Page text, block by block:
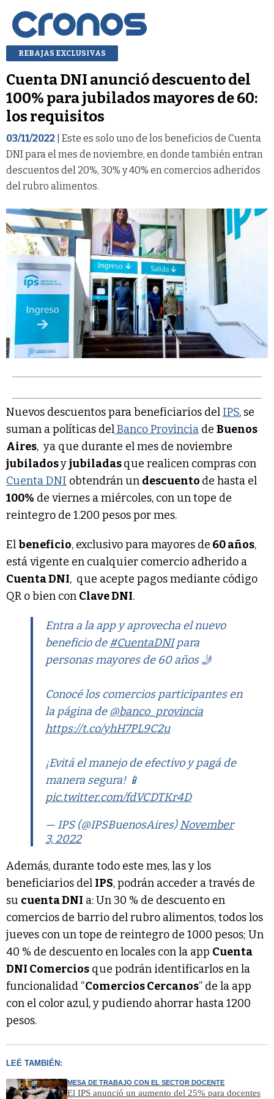
REBAJAS EXCLUSIVAS
Cuenta DNI anunció descuento del
100% para jubilados mayores de 60:
los requisitos
03/11/2022 | Este es solo uno de los beneficios de Cuenta
DNI para el mes de noviembre, en donde también entran
descuentos del 20%, 30% y 40% en comercios adheridos
del rubro alimentos.
Nuevos descuentos para beneficiarios del IPS, se
suman a políticas delBanco Provincia de Buenos
Aires, ya que durante el mes de noviembre
jubiladosyjubiladasque realicen compras con
Cuenta DNI obtendrán un descuento de hasta el
100% de viernes a miércoles, con un tope de
reintegro de 1.200 pesos por mes.
Elbeneficio, exclusivo para mayores de 60 años,
está vigente en cualquier comercio adherido a
Cuenta DNI, que acepte pagos mediante código
QR o bien con Clave DNI.
Entra a la app y aprovecha el nuevo
beneficio de #CuentaDNIpara
personas mayores de 60 años 🤳
Conocé los comercios participantes en
la página de @banco_provincia
https://t.co/yhH7PL9C2u
¡Evitá el manejo de efectivo y pagá de
manera segura! 📱
pic.twitter.com/fdVCDTKr4D
— IPS (@IPSBuenosAires)November
3, 2022
Además, durante todo este mes, las y los
beneficiarios del IPS, podrán acceder a través de
su cuenta DNI a: Un 30 % de descuento en
comercios de barrio del rubro alimentos, todos los
jueves con un tope de reintegro de 1000 pesos; Un
40 % de descuento en locales con la app Cuenta
DNI Comercios que podrán identificarlos en la
funcionalidad “Comercios Cercanos” de la app
con el color azul, y pudiendo ahorrar hasta 1200
pesos.
LEÉ TAMBIÉN:
MESA DE TRABAJO CON EL SECTOR DOCENTE
El IPS anunció un aumento del 25% para docentes